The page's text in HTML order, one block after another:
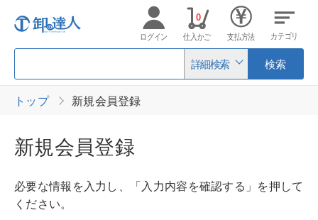
詳細検索 検索
ログイン 仕入かご
0
支払方法 カテゴリ
トップ 新規会員登録
新規会員登録
必要な情報を入力し、「入力内容を確認する」を押して
ください。